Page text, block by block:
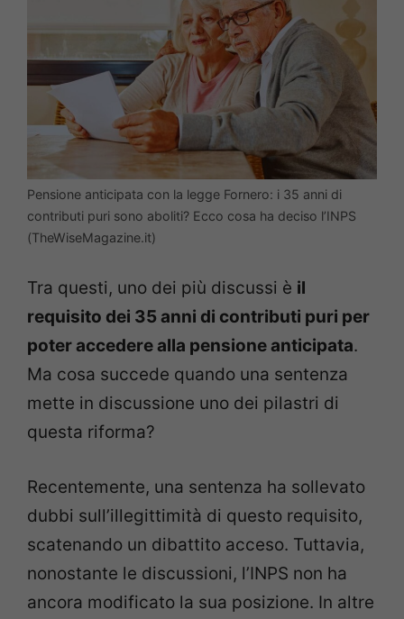
Pensione anticipata con la legge Fornero: i 35 anni di
contributi puri sono aboliti? Ecco cosa ha deciso l’INPS
(TheWiseMagazine.it)
Tra questi, uno dei più discussi è il
requisito dei 35 anni di contributi puri per
poter accedere alla pensione anticipata.
Ma cosa succede quando una sentenza
mette in discussione uno dei pilastri di
questa riforma?
Recentemente, una sentenza ha sollevato
dubbi sull’illegittimità di questo requisito,
scatenando un dibattito acceso. Tuttavia,
nonostante le discussioni, l’INPS non ha
ancora modificato la sua posizione. In altre